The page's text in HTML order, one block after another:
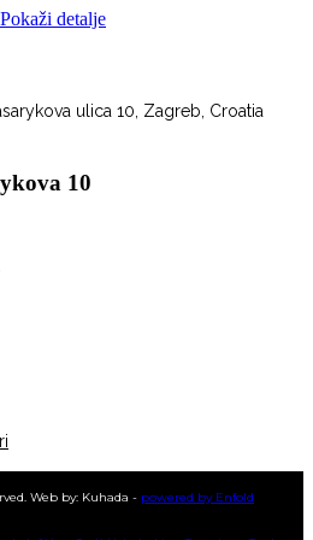
Pokaži detalje
ulica 10, Zagreb, Croatia
10
Web by: Kuhada - powered by Enfold